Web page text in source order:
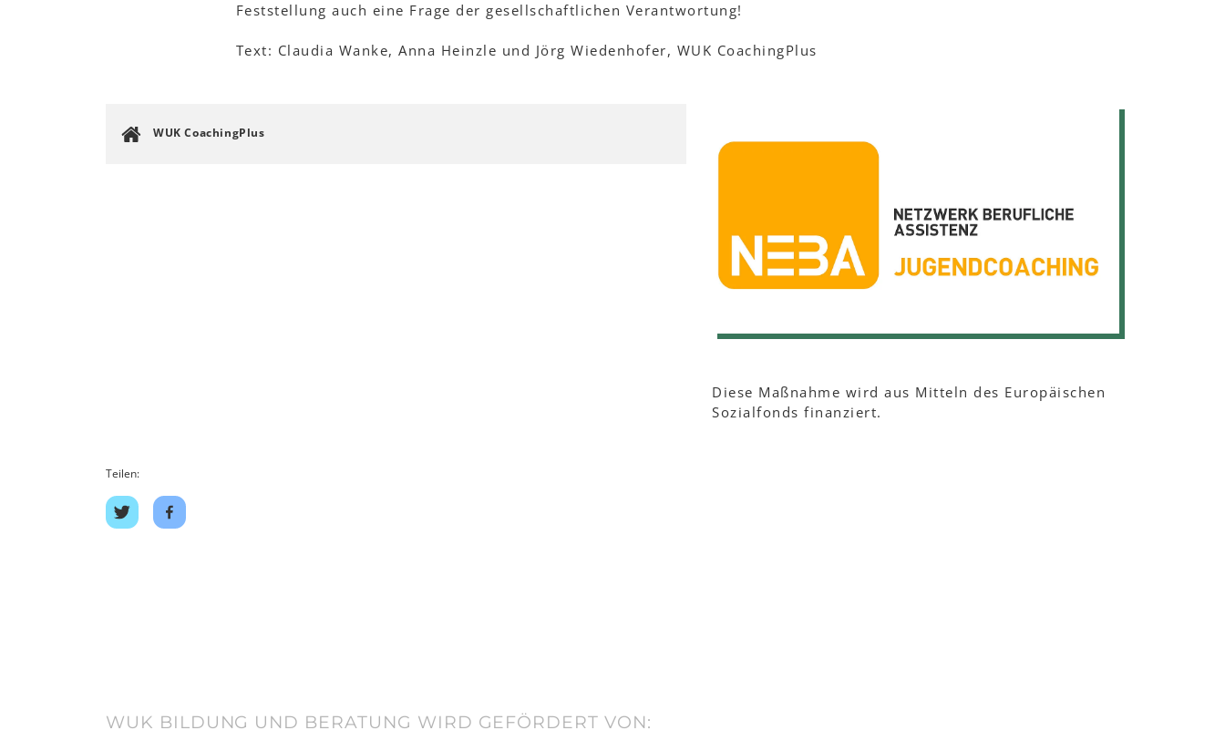
Feststellung auch eine Frage der gesellschaftlichen Verantwortung!
Text: Claudia Wanke, Anna Heinzle und Jörg Wiedenhofer, WUK CoachingPlus
WUK CoachingPlus
Diese Maßnahme wird aus Mitteln des Europäischen
Sozialfonds finanziert.
Teilen:
Share
on
Share
on
WUK BILDUNG UND BERATUNG WIRD GEFÖRDERT VON: